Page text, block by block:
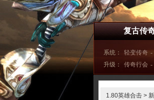
复古传
系统： 轻变传奇 -
升级：
传奇行会 -
1.80英雄合击 >